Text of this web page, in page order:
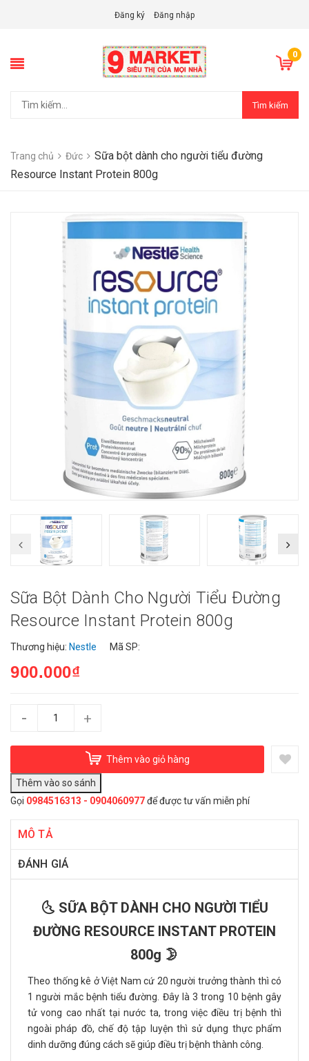
Đăng ký Đăng nhập
0
Tìm kiếm
Trang chủ Đức
Sữa bột dành cho người tiểu đường
Resource Instant Protein 800g
Sữa Bột Dành Cho Người Tiểu Đường
Resource Instant Protein 800g
Thương hiệu: Nestle Mã SP:
900.000₫
- +
Thêm vào giỏ hàng
Gọi 0984516313 - 0904060977để được tư vấn miễn phí
MÔ TẢ
ĐÁNH GIÁ
🌜 SỮA BỘT DÀNH CHO NGƯỜI TIỂU
ĐƯỜNG RESOURCE INSTANT PROTEIN
800g 🌛
Theo thống kê ở Việt Nam cứ 20 người trưởng thành thì có
1 người mắc bệnh tiểu đường. Đây là 3 trong 10 bệnh gây
tử vong cao nhất tại nước ta, trong việc điều trị bệnh thì
ngoài pháp đồ, chế độ tập luyện thì sử dụng thực phẩm
dinh dưỡng đúng cách sẽ giúp điều trị bệnh thành công.